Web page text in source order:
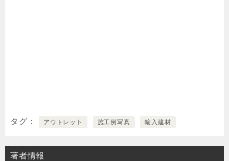
タグ アウトレット 施工例写真 輸入建材
著者情報